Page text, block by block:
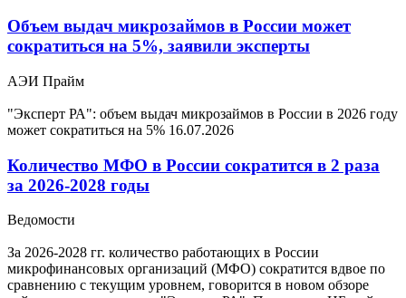
Объем выдач микрозаймов в России может
сократиться на 5%, заявили эксперты
АЭИ Прайм
"Эксперт РА": объем выдач микрозаймов в России в 2026 году
может сократиться на 5% 16.07.2026
Количество МФО в России сократится в 2 раза
за 2026-2028 годы
Ведомости
За 2026-2028 гг. количество работающих в России
микрофинансовых организаций (МФО) сократится вдвое по
сравнению с текущим уровнем, говорится в новом обзоре